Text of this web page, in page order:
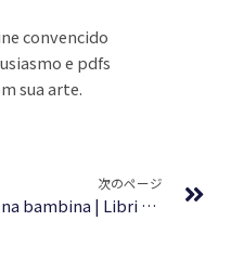
convencido
e pdfs
sua arte.
次のページ
Una bambina | Libri Moderni